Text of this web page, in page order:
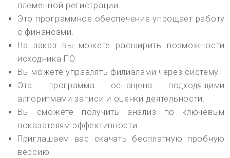
племенной регистрации.
Это программное обеспечение упрощает работу
с финансами.
На заказ вы можете расширить возможности
исходника ПО.
Вы можете управлять филиалами через систему.
Эта программа оснащена подходящими
алгоритмами записи и оценки деятельности.
Вы сможете получить анализ по ключевым
показателям эффективности.
Приглашаем вас скачать бесплатную пробную
версию.